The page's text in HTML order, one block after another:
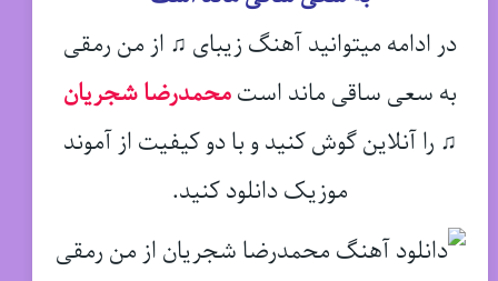
در ادامه میتوانید آهنگ زیبای ♫ از من رمقی
به سعی ساقی ماند استمحمدرضا شجریان
♫ را آنلاین گوش کنید و با دو کیفیت از آموند
موزیک دانلود کنید.